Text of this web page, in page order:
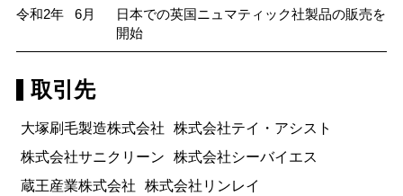
令和2年 6月
日本での英国ニュマティック社製品の販売を
開始
取引先
大塚刷毛製造株式会社
株式会社テイ・アシスト
株式会社サニクリーン
株式会社シーバイエス
蔵王産業株式会社
株式会社リンレイ